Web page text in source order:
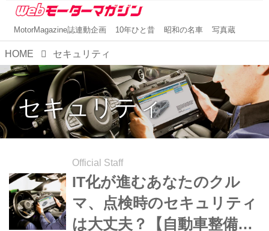
MotorMagazine誌連動企画 10年ひと昔 昭和の名車 写真蔵
HOME セキュリティ
セキュリティ
Official Staff
IT化が進むあなたのクル
マ、点検時のセキュリティ
は大丈夫？【自動車整備に